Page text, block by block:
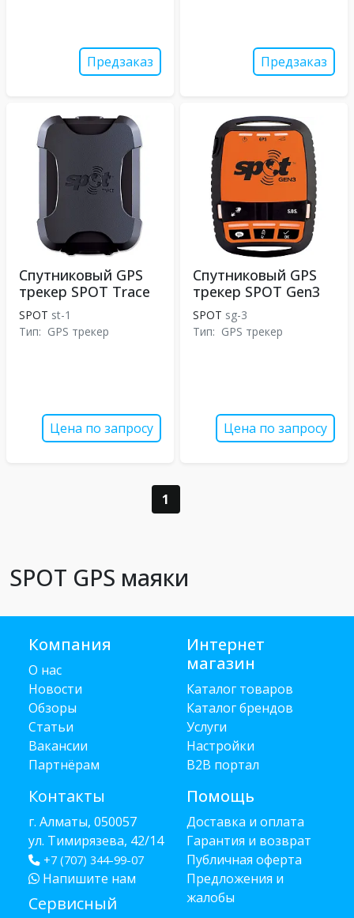
Предзаказ Предзаказ
Спутниковый GPS
трекер SPOT Trace
SPOT st-1
Тип: GPS трекер
Цена по запросу
Спутниковый GPS
трекер SPOT Gen3
SPOT sg-3
Тип: GPS трекер
Цена по запросу
1
SPOT GPS маяки
Компания
О нас
Новости
Обзоры
Статьи
Вакансии
Партнёрам
Контакты
г. Алматы, 050057
ул. Тимирязева, 42/14
+7 (707) 344-99-07
Напишите нам
Сервисный
Интернет
магазин
Каталог товаров
Каталог брендов
Услуги
Настройки
B2B портал
Помощь
Доставка и оплата
Гарантия и возврат
Публичная оферта
Предложения и
жалобы